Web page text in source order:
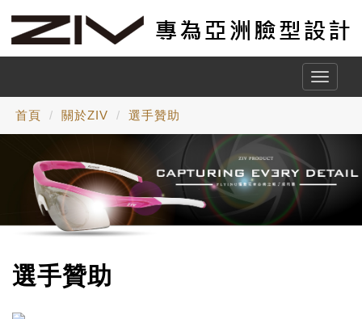
Toggle
首頁 關於ZIV 選手贊助
選手贊助